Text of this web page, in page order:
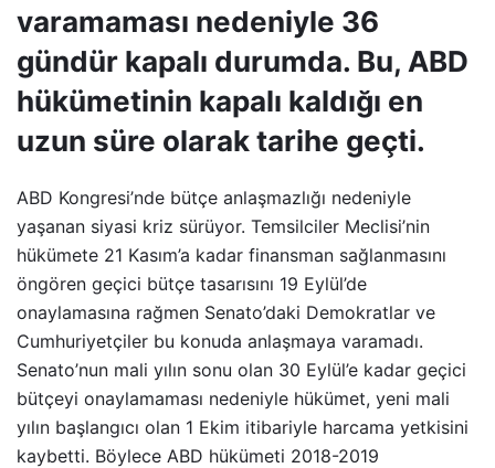
varamaması nedeniyle 36
gündür kapalı durumda. Bu, ABD
hükümetinin kapalı kaldığı en
uzun süre olarak tarihe geçti.
ABD Kongresi’nde bütçe anlaşmazlığı nedeniyle
yaşanan siyasi kriz sürüyor. Temsilciler Meclisi’nin
hükümete 21 Kasım’a kadar finansman sağlanmasını
öngören geçici bütçe tasarısını 19 Eylül’de
onaylamasına rağmen Senato’daki Demokratlar ve
Cumhuriyetçiler bu konuda anlaşmaya varamadı.
Senato’nun mali yılın sonu olan 30 Eylül’e kadar geçici
bütçeyi onaylamaması nedeniyle hükümet, yeni mali
yılın başlangıcı olan 1 Ekim itibariyle harcama yetkisini
kaybetti. Böylece ABD hükümeti 2018-2019